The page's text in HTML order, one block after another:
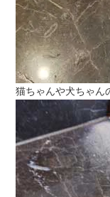
猫ちゃんや犬ちゃん